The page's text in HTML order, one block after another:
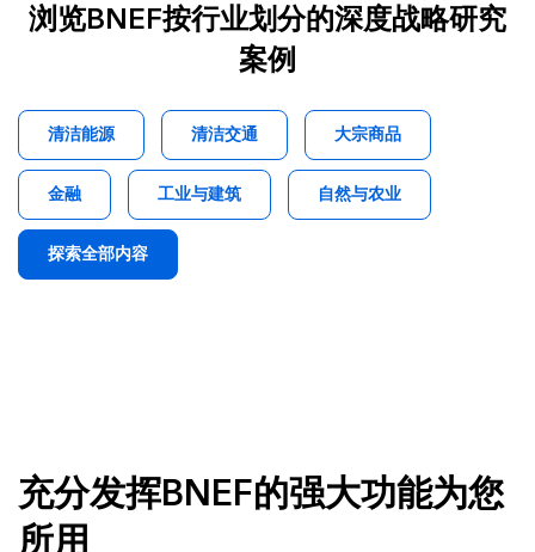
浏览BNEF按行业划分的深度战略研究
案例
清洁能源 清洁交通 大宗商品
金融 工业与建筑 自然与农业
探索全部内容
充分发挥BNEF的强大功能为您
所用